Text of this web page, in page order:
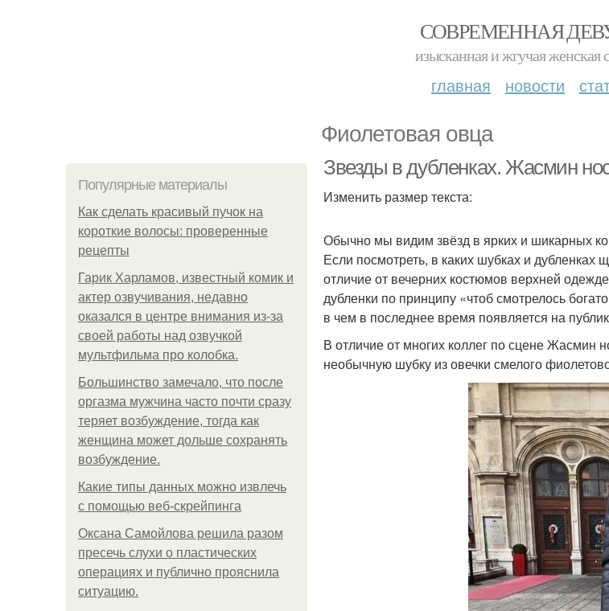
СОВРЕМЕННАЯ
изысканная и жгучая женская
главная новости
Фиолетовая овца
Популярные материалы
Как сделать красивый пучок на
короткие волосы: проверенные
рецепты
Гарик Харламов, известный комик и
актер озвучивания, недавно
оказался в центре внимания из-за
своей работы над озвучкой
мультфильма про колобка.
Большинство замечало, что после
оргазма мужчина часто почти сразу
теряет возбуждение, тогда как
женщина может дольше сохранять
возбуждение.
Какие типы данных можно извлечь
с помощью веб-скрейпинга
Оксана Самойлова решила разом
пресечь слухи о пластических
операциях и публично прояснила
ситуацию.
Звезды в дубленках. Жасмин
Изменить размер текста:
Обычно мы видим звёзд в ярких и шикарных
Если посмотреть, в каких шубках и дубленках
отличие от вечерних костюмов верхней
дубленки по принципу «чтоб смотрелось
в чем в последнее время появляется на
В отличие от многих коллег по сцене Жасмин
необычную шубку из овечки смелого